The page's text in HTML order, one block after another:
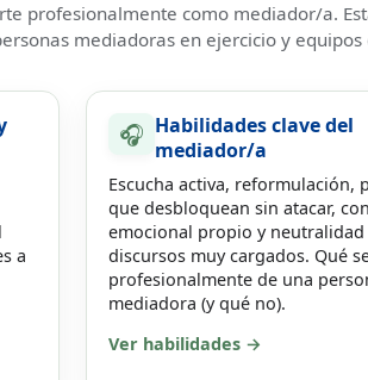
profesionalmente como mediador/a.
mediadoras en ejercicio y
a
🎧 Habilidades clave del
mediador/a
Escucha activa, reformulación,
que desbloquean sin atacar,
emocional propio y
discursos muy cargados. Qué
profesionalmente de una
mediadora (y qué no).
Ver habilidades →